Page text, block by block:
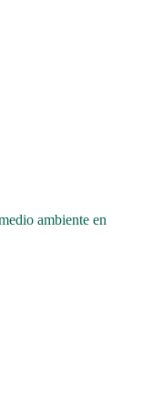
ambiente en